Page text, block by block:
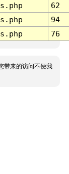
62
94
76
带来的访问不便我